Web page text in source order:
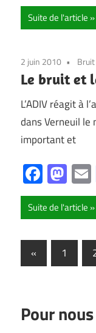
Suite de l'article
2 juin 2010 Bruit
Le bruit et
L’ADIV réagit à
dans Verneuil
important et
Suite de l'article
des
« Articles
précédents
1
Pour